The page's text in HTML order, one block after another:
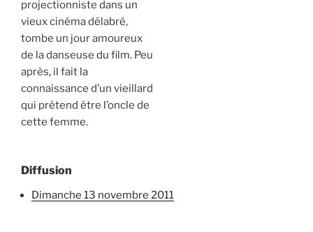
projectionniste dans un
vieux cinéma délabré,
tombe un jour amoureux
de la danseuse du film. Peu
après, il fait la
connaissance d’un vieillard
qui prétend être l’oncle de
cette femme.
Diffusion
dimanche 13 novembre 2011